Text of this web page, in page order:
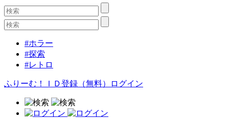
#ホラー
#探索
#レトロ
ふりーむ！ＩＤ登録（無料） ログイン